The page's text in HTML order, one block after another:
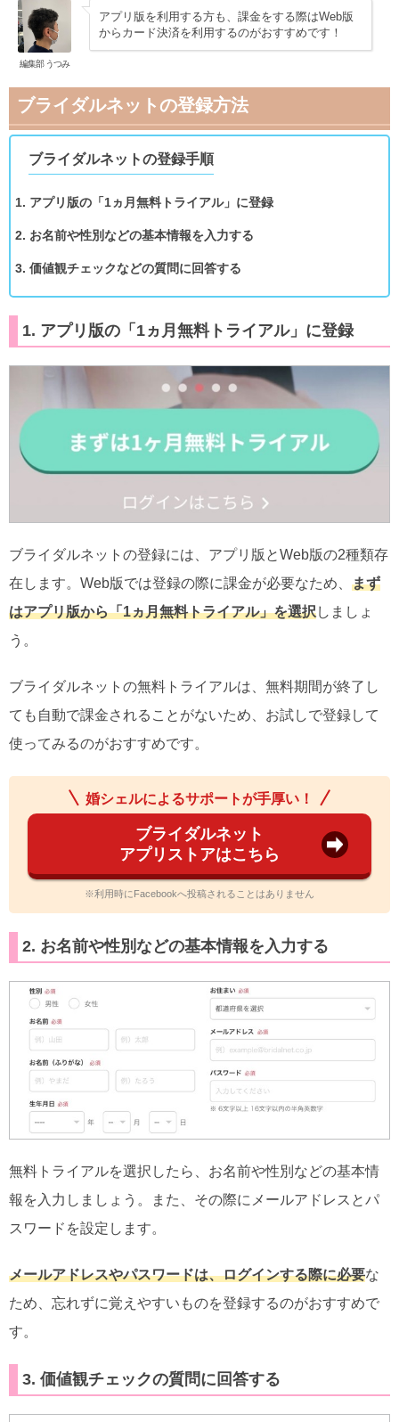
編集部 うつみ
アプリ版を利用する方も、課金をする際はWeb版
からカード決済を利用するのがおすすめです！
ブライダルネットの登録方法
ブライダルネットの登録手順
1. アプリ版の「1ヵ月無料トライアル」に登録
2. お名前や性別などの基本情報を入力する
3. 価値観チェックなどの質問に回答する
1. アプリ版の「1ヵ月無料トライアル」に登録
ブライダルネットの登録には、アプリ版とWeb版の2種類存
在します。Web版では登録の際に課金が必要なため、 まず
はアプリ版から「1ヵ月無料トライアル」を選択しましょ
う。
ブライダルネットの無料トライアルは、無料期間が終了し
ても自動で課金されることがないため、お試しで登録して
使ってみるのがおすすめです。
婚シェルによるサポートが手厚い！
ブライダルネット
アプリストアはこちら
※利用時にFacebookへ投稿されることはありません
2. お名前や性別などの基本情報を入力する
無料トライアルを選択したら、お名前や性別などの基本情
報を入力しましょう。また、その際にメールアドレスとパ
スワードを設定します。
メールアドレスやパスワードは、ログインする際に必要な
ため、忘れずに覚えやすいものを登録するのがおすすめで
す。
3. 価値観チェックの質問に回答する